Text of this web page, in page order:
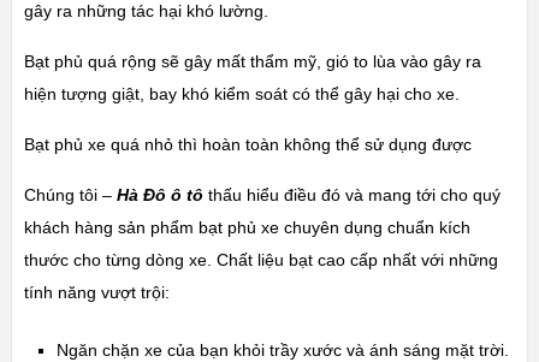
gây ra những tác hại khó lường.
Bạt phủ quá rộng sẽ gây mất thẩm mỹ, gió to lùa vào gây ra
hiện tượng giật, bay khó kiểm soát có thể gây hại cho xe.
Bạt phủ xe quá nhỏ thì hoàn toàn không thể sử dụng được
Chúng tôi – Hà Đô ô tô thấu hiểu điều đó và mang tới cho quý
khách hàng sản phẩm bạt phủ xe chuyên dụng chuẩn kích
thước cho từng dòng xe. Chất liệu bạt cao cấp nhất với những
tính năng vượt trội:
Ngăn chặn xe của bạn khỏi trầy xước và ánh sáng mặt trời.